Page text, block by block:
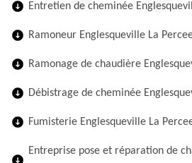
Entretien de cheminée
Ramoneur Englesqueville La
Ramonage de chaudière
Débistrage de cheminée
Fumisterie Englesqueville La
Entreprise pose et réparation de